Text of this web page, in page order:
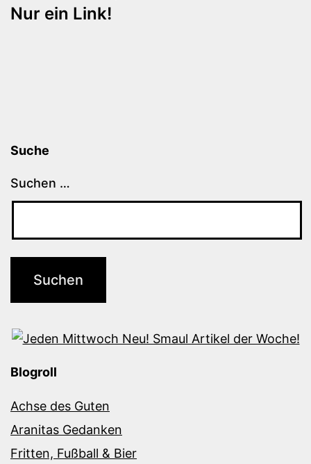
Nur ein Link!
Suche
Suchen …
Blogroll
Achse des Guten
Aranitas Gedanken
Fritten, Fußball & Bier